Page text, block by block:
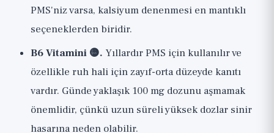
PMS'niz varsa, kalsiyum denenmesi en mantıklı
seçeneklerden biridir.
B6 Vitamini 🟡. Yıllardır PMS için kullanılır ve
özellikle ruh hali için zayıf-orta düzeyde kanıtı
vardır. Günde yaklaşık 100 mg dozunu aşmamak
önemlidir, çünkü uzun süreli yüksek dozlar sinir
hasarına neden olabilir.